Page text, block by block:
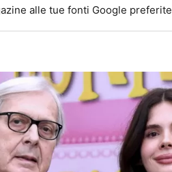
alle tue fonti Google preferite